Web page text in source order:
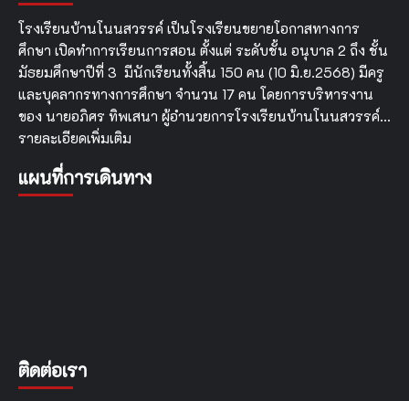
ภายใน
และ
การ
ประกัน
คุณภาพ
ภายนอก
โรงเรียนบ้านโนนสวรรค์ เป็นโรงเรียนขยายโอกาสทางการ
ศึกษา เปิดทำการเรียนการสอน ตั้งแต่ ระดับชั้น อนุบาล 2 ถึง ชั้น
มัธยมศึกษาปีที่ 3 มีนักเรียนทั้งสิ้น 150 คน (10 มิ.ย.2568) มีครู
และบุคลากรทางการศึกษา จำนวน 17 คน โดยการบริหารงาน
ของ นายอภิศร ทิพเสนา ผู้อำนวยการโรงเรียนบ้านโนนสวรรค์…
รายละเอียดเพิ่มเติม
แผนที่การเดินทาง
ติดต่อเรา